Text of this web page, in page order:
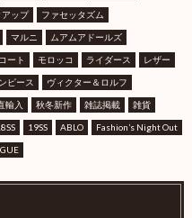
アップ ファセッタズム
マルニ ムアムアドールズ
ート モロッコ ライダース レザー
ピース ヴィクター＆ロルフ
輸入 秋冬新作 雑誌掲載 雑貨
19SS ABLO Fashion’s Night Out